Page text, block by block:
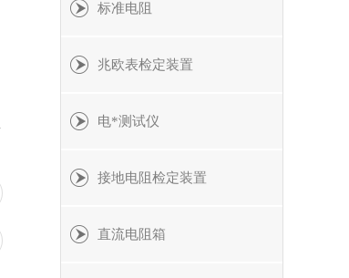
标准电阻
兆欧表检定装置
电*测试仪
接地电阻检定装置
直流电阻箱